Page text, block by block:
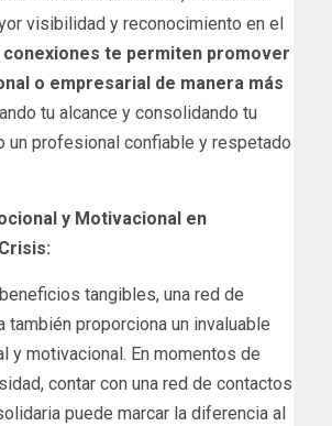
visibilidad y reconocimiento en el
conexiones te permiten promover
o empresarial de manera más
tu alcance y consolidando tu
un profesional confiable y respetado
y Motivacional en
tangibles, una red de
proporciona un invaluable
y motivacional. En momentos de
contar con una red de contactos
puede marcar la diferencia al